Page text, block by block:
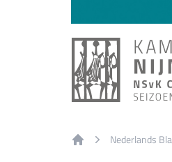
Nederlands